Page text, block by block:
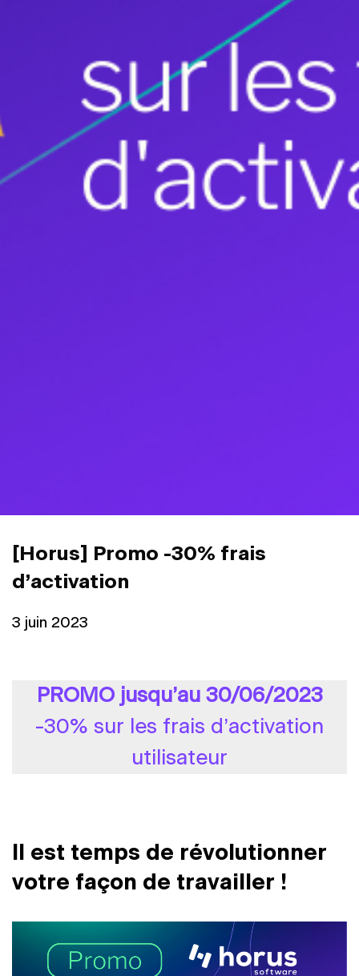
[Horus] Promo -30% frais
d’activation
3 juin 2023
PROMO jusqu’au 30/06/2023
-30% sur les frais d’activation
utilisateur
Il est temps de révolutionner
votre façon de travailler !